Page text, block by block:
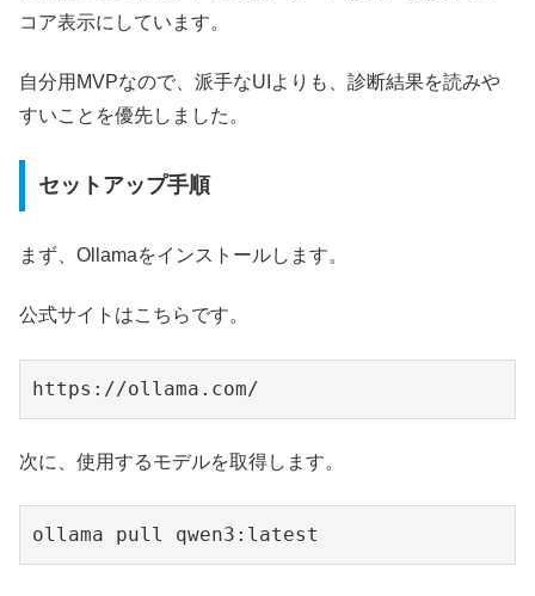
コア表示にしています。
自分用MVPなので、派手なUIよりも、診断結果を読みや
すいことを優先しました。
セットアップ手順
まず、Ollamaをインストールします。
公式サイトはこちらです。
https://ollama.com/
次に、使用するモデルを取得します。
ollama pull qwen3:latest